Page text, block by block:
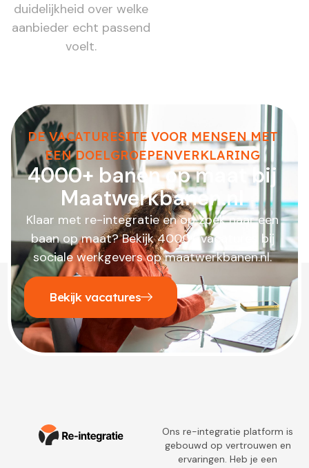
duidelijkheid over welke
aanbieder echt passend
voelt.
DE VACATURESITE VOOR MENSEN MET
EEN DOELGROEPENVERKLARING
4000+ banen op maat bij
Maatwerkbanen.nl
Klaar met re-integratie en op zoek naar een
baan op maat? Bekijk 4000+ vacatures bij
sociale werkgevers op maatwerkbanen.nl.
Bekijk vacatures
Ons re-integratie platform is
gebouwd op vertrouwen en
ervaringen. Heb je een